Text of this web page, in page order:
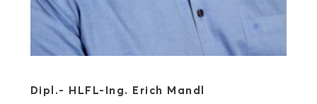
Dipl.- HLFL-Ing. Erich Mandl